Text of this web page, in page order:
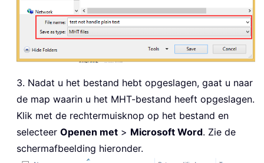
3. Nadat u het bestand hebt opgeslagen, gaat u naar
de map waarin u het MHT-bestand heeft opgeslagen.
Klik met de rechtermuisknop op het bestand en
selecteer Openen met > Microsoft Word. Zie de
schermafbeelding hieronder.